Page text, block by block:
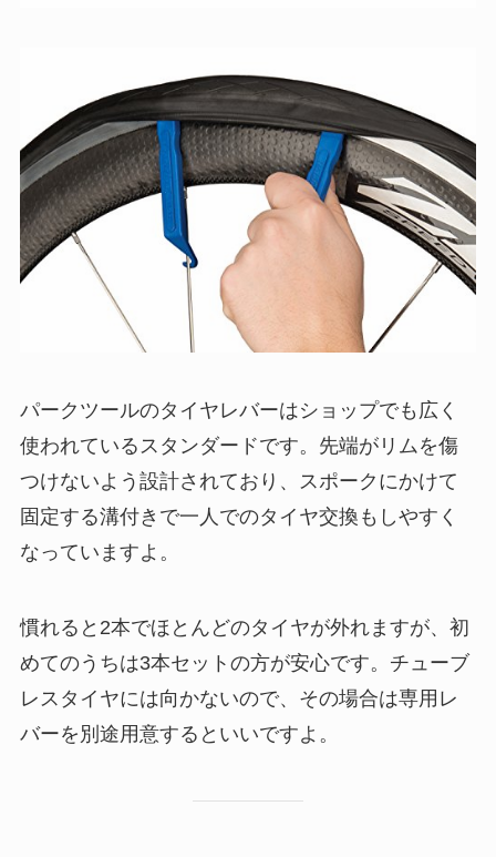
パークツールのタイヤレバーはショップでも広く
使われているスタンダードです。先端がリムを傷
つけないよう設計されており、スポークにかけて
固定する溝付きで一人でのタイヤ交換もしやすく
なっていますよ。
慣れると2本でほとんどのタイヤが外れますが、初
めてのうちは3本セットの方が安心です。チューブ
レスタイヤには向かないので、その場合は専用レ
バーを別途用意するといいですよ。